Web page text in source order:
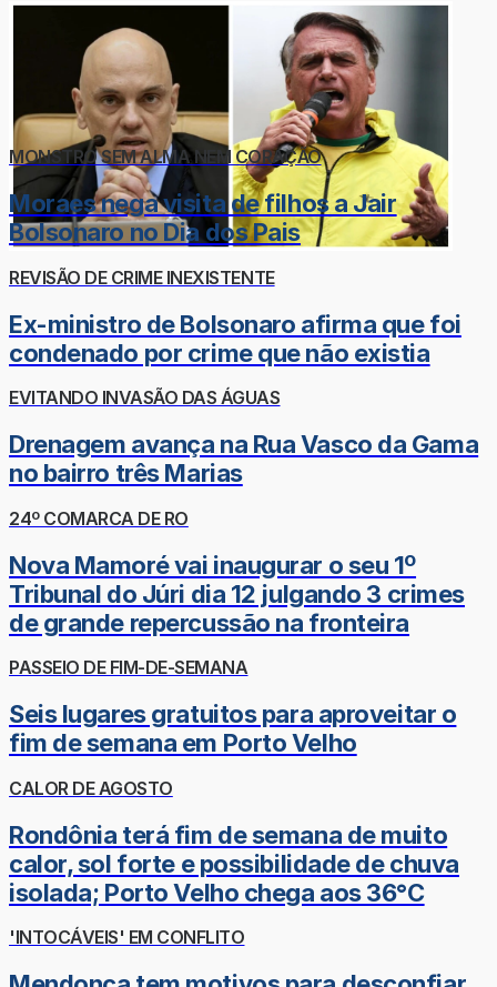
MONSTRO SEM ALMA NEM CORAÇÃO
Moraes nega visita de filhos a Jair
Bolsonaro no Dia dos Pais
REVISÃO DE CRIME INEXISTENTE
Ex-ministro de Bolsonaro afirma que foi
condenado por crime que não existia
EVITANDO INVASÃO DAS ÁGUAS
Drenagem avança na Rua Vasco da Gama
no bairro três Marias
24º COMARCA DE RO
Nova Mamoré vai inaugurar o seu 1º
Tribunal do Júri dia 12 julgando 3 crimes
de grande repercussão na fronteira
PASSEIO DE FIM-DE-SEMANA
Seis lugares gratuitos para aproveitar o
fim de semana em Porto Velho
CALOR DE AGOSTO
Rondônia terá fim de semana de muito
calor, sol forte e possibilidade de chuva
isolada; Porto Velho chega aos 36°C
'INTOCÁVEIS' EM CONFLITO